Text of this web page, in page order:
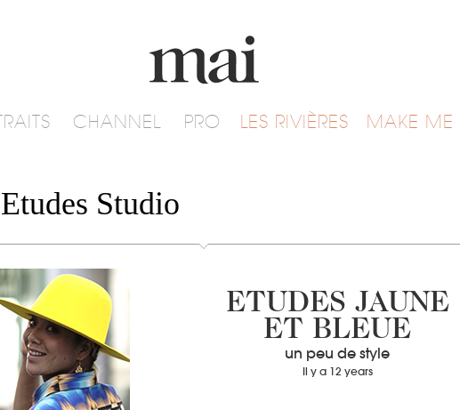
CHANNEL PRO LES RIVIÈRES MAKE
Studio
ETUDES JAUNE
ET BLEUE
un peu de style
Il y a 12 years